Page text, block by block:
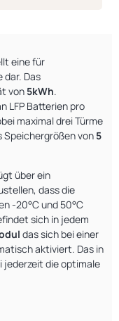
eine für
Das
von 5kWh.
LFP Batterien pro
maximal drei Türme
von 5
über ein
dass die
-20°C und 50°C
sich in jedem
das sich bei einer
aktiviert. Das in
jederzeit die optimale